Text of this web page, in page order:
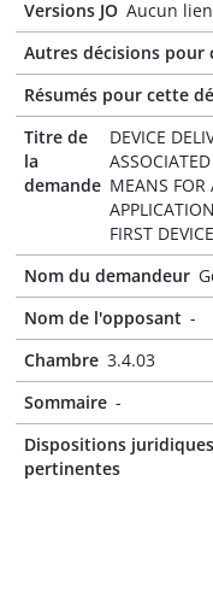
Versions JO Aucun
Autres décisions pour
Résumés pour cette
Titre de
la
demande
DEVICE
MEANS
FIRST
Nom du demandeur
Nom de l'opposant -
Chambre 3.4.03
Sommaire -
Dispositions juridiques
pertinentes